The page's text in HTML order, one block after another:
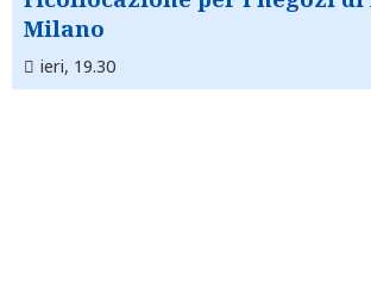
Milano
ieri, 19.30